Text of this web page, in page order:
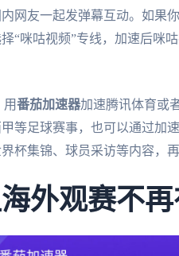
网友一起发弹幕互动。如果
“咪咕视频”专线，加速后咪
番茄加速器加速腾讯体育或
等足球赛事，也可以通过加
杯集锦、球员采访等内容，
外观赛不